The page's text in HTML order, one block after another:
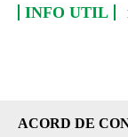
INFO UTIL
ACORD DE